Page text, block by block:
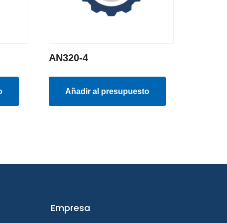
AN320-4
Añadir al presupuesto
Empresa